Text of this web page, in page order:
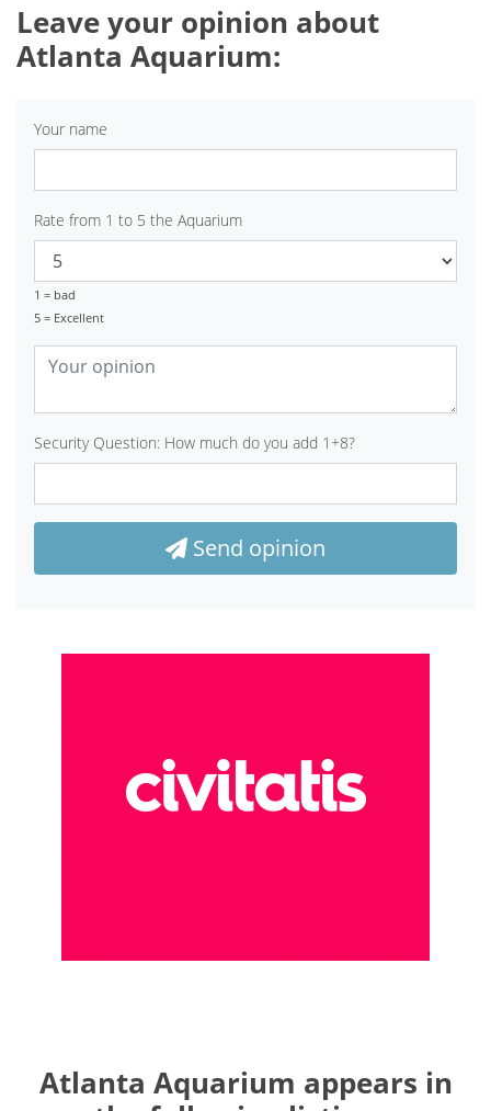
Leave your opinion about
Atlanta Aquarium:
Your name
Rate from 1 to 5 the Aquarium
1 = bad
5 = Excellent
Security Question: How much do you add 1+8?
Send opinion
Atlanta Aquarium appears in